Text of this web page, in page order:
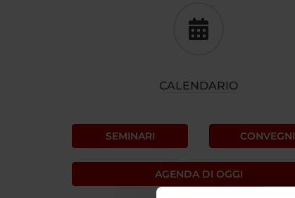
CALENDARIO
SEMINARI CONVEGNI
AGENDA DI OGGI